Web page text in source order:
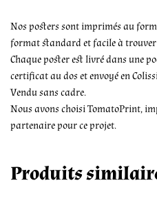
Nos posters sont imprimés au
format standard et facile à trouver
Chaque poster est livré dans une
certificat au dos et envoyé en
Vendu sans cadre.
Nous avons choisi TomatoPrint,
partenaire pour ce projet.
Produits